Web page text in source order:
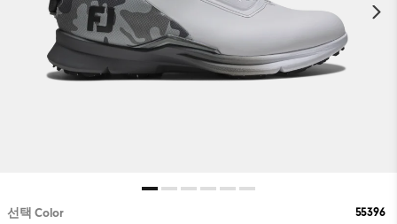
선택 Color 55396